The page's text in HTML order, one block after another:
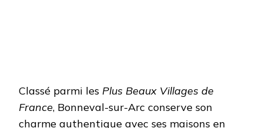
Classé parmi les Plus Beaux Villages de
France, Bonneval-sur-Arc conserve son
charme authentique avec ses maisons en